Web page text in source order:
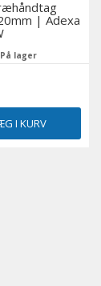
| Adexa
På lager
I KURV